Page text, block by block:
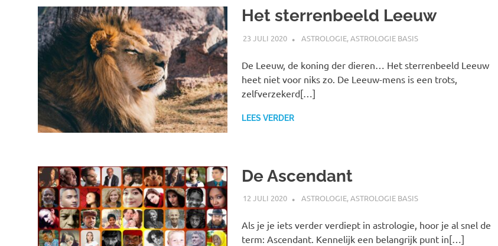
Het sterrenbeeld Leeuw
23 JULI 2020 MARJOLEIN
ASTROLOGIE,ASTROLOGIE BASIS
De Leeuw, de koning der dieren… Het sterrenbeeld Leeuw
heet niet voor niks zo. De Leeuw-mens is een trots,
zelfverzekerd[…]
LEES VERDER
De Ascendant
12 JULI 2020 MARJOLEIN
ASTROLOGIE,ASTROLOGIE BASIS
Als je je iets verder verdiept in astrologie, hoor je al snel de
term: Ascendant. Kennelijk een belangrijk punt in[…]